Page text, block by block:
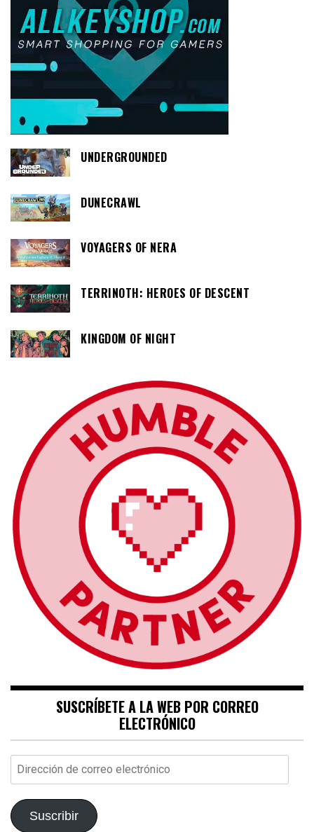
UNDERGROUNDED
DUNECRAWL
VOYAGERS OF NERA
TERRINOTH: HEROES OF DESCENT
KINGDOM OF NIGHT
SUSCRÍBETE A LA WEB POR CORREO
ELECTRÓNICO
Dirección
de
electrónico
Suscribir